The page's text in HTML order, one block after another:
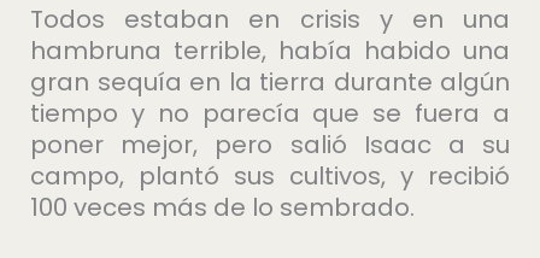
Todos estaban en crisis y en una
hambruna terrible, había habido una
gran sequía en la tierra durante algún
tiempo y no parecía que se fuera a
poner mejor, pero salió Isaac a su
campo, plantó sus cultivos, y recibió
100 veces más de lo sembrado.